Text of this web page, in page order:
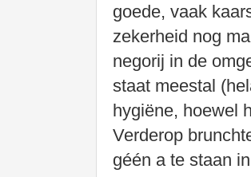
goede, vaak
zekerheid nog
negorij in de
staat meestal
hygiëne, hoewel
Verderop
géén a te staan